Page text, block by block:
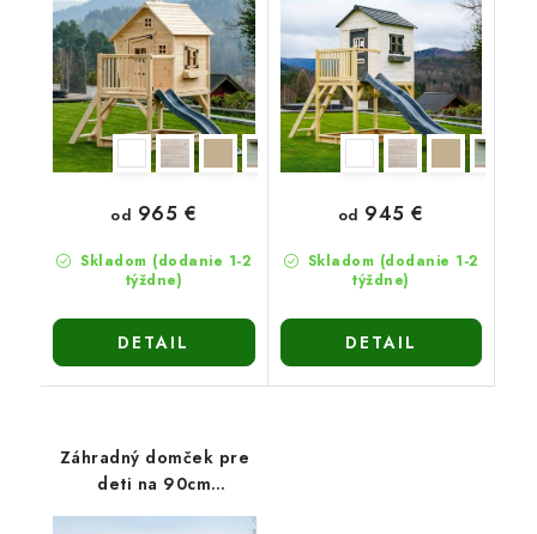
Skladom (dodanie 1-2
týždne)
od 965 €
DETAIL
Skladom (dodanie 1-2
týždne)
od 945 €
DETAIL
Záhradný domček pre
deti na 90cm